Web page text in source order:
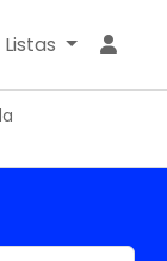
Listas